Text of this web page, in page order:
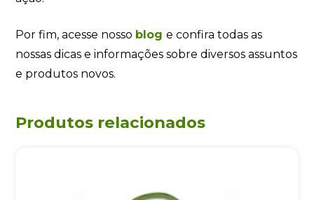
Por fim, acesse nosso blog e confira todas as
nossas dicas e informações sobre diversos assuntos
e produtos novos.
Produtos relacionados